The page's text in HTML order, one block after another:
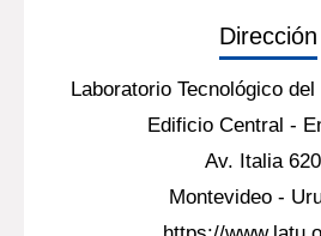
Dirección
Laboratorio Tecnológico
Edificio Central -
Av. Italia
Montevideo -